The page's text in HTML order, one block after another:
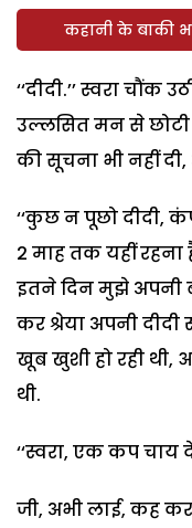
कहानी के बाकी
‘‘दीदी.’’ स्वरा चौंक
उल्लसित मन से
की सूचना भी नहीं
‘‘कुछ न पूछो दीदी,
2 माह तक यहीं
इतने दिन मुझे अपनी
कर श्रेया अपनी
खूब खुशी हो रही थी,
थी.
‘‘स्वरा, एक कप चाय
जी, अभी लाई, कह